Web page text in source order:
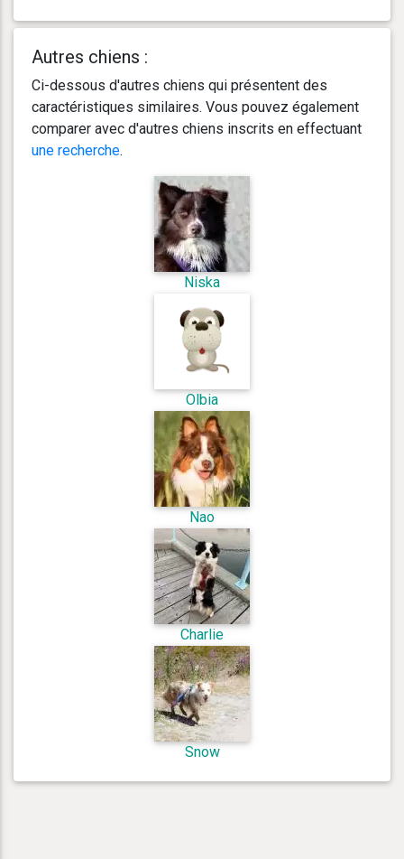
Autres chiens :
Ci-dessous d'autres chiens qui présentent des
caractéristiques similaires. Vous pouvez également
comparer avec d'autres chiens inscrits en effectuant
une recherche.
Niska
Olbia
Nao
Charlie
Snow